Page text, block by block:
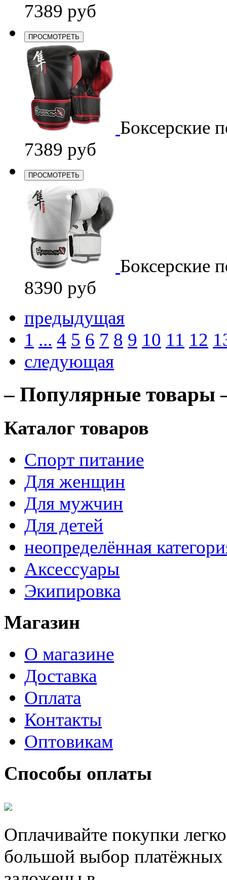
7389 руб
ПРОСМОТРЕТЬ
Боксерские
7389 руб
ПРОСМОТРЕТЬ
Боксерские
8390 руб
предыдущая
1 ... 4 5 6 7 8 9 10 11 12
следующая
– Популярные товары
Каталог товаров
Спорт питание
Для женщин
Для мужчин
Для детей
неопределённая
Аксессуары
Экипировка
Магазин
О магазине
Доставка
Оплата
Контакты
Оптовикам
Способы оплаты
Оплачивайте покупки
большой выбор